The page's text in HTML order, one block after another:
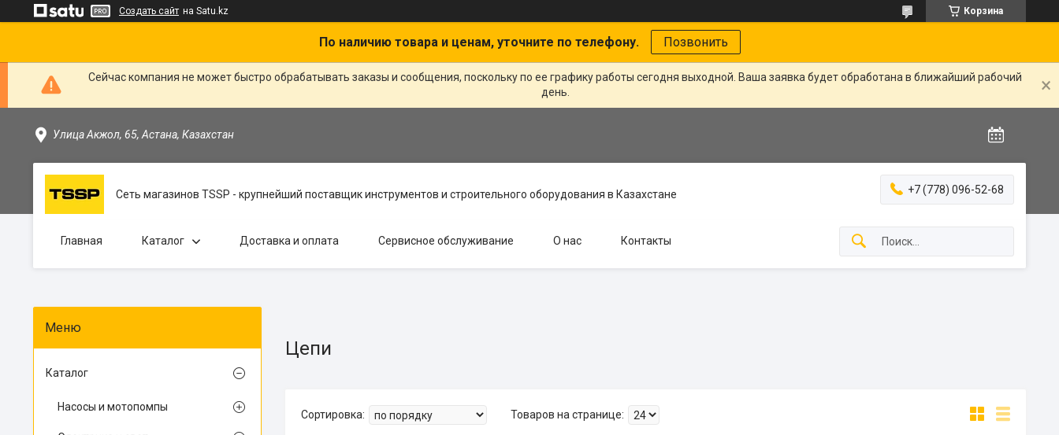
Создать сайт на Satu.kz Корзина
По наличию товара и ценам, уточните по телефону. Позвонить
Сейчас компания не может быстро обрабатывать заказы и сообщения, поскольку по ее графику работы сегодня выходной. Ваша заявка будет обработана в ближайший рабочий
день.
Улица Акжол, 65, Астана, Казахстан
Сеть магазинов TSSP - крупнейший поставщик инструментов и строительного оборудования в Казахстане +7 (778) 096-52-68
Главная Каталог Доставка и оплата Сервисное обслуживание О нас Контакты
Цепи
Каталог
Насосы и мотопомпы